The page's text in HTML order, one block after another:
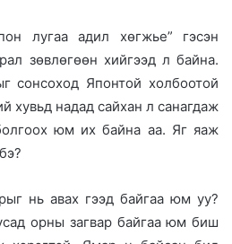
лугаа адил хөгжье” гэсэн
зөвлөгөөн хийгээд л байна.
сонсоход Японтой холбоотой
хувьд надад сайхан л санагдаж
юм их байна аа. Яг яаж
нь авах гээд байгаа юм уу?
орны загвар байгаа юм биш